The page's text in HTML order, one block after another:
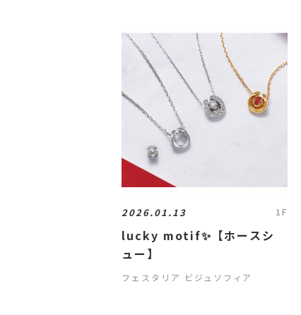
2026.01.13 1F
lucky motif✨【ホースシ
ュー】
フェスタリア ビジュソフィア